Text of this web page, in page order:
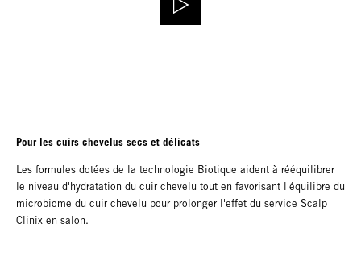
Pour les cuirs chevelus secs et délicats
Les formules dotées de la technologie Biotique aident à rééquilibrer
le niveau d'hydratation du cuir chevelu tout en favorisant l'équilibre du
microbiome du cuir chevelu pour prolonger l'effet du service Scalp
Clinix en salon.